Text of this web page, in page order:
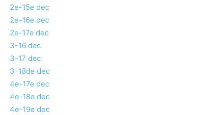
2e-15e dec
2e-16e dec
2e-17e dec
3-16 dec
3-17 dec
3-18de dec
4e-17e dec
4e-18e dec
4e-19e dec